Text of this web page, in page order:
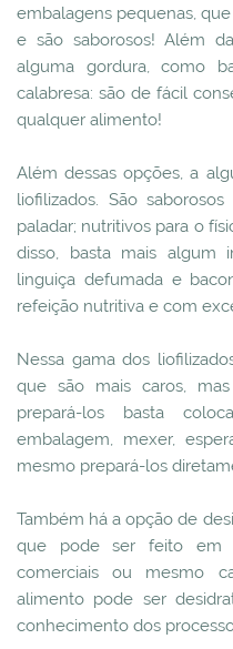
embalagens pequenas,
e são saborosos! Além
alguma gordura, como
calabresa: são de fácil
qualquer alimento!
Além dessas opções, a
liofilizados. São
paladar; nutritivos para o
disso, basta mais algum
linguiça defumada e
refeição nutritiva e com
Nessa gama dos
que são mais caros,
prepará-los basta
embalagem, mexer,
mesmo prepará-los
Também há a opção de
que pode ser feito em
comerciais ou mesmo
alimento pode ser
conhecimento dos